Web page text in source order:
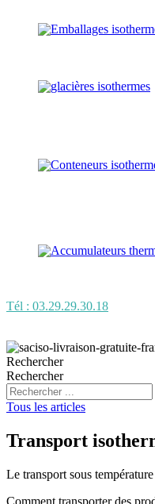
Emballages
glacières isothermes
Conteneurs
Accumulateurs
Tél : 03.29.29.30.18
Rechercher
Rechercher
Tous les articles
Transport
Le transport sous
Comment transporter des